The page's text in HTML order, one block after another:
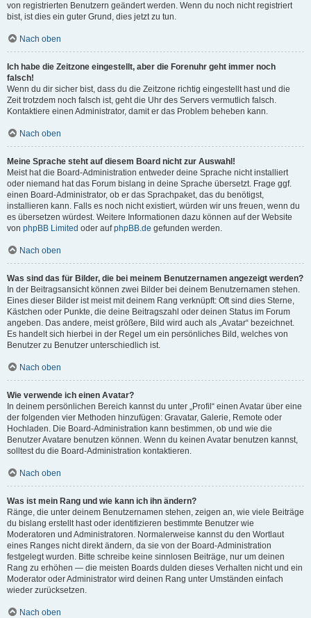
von registrierten Benutzern geändert werden. Wenn du noch nicht registriert
bist, ist dies ein guter Grund, dies jetzt zu tun.
Nach oben
Ich habe die Zeitzone eingestellt, aber die Forenuhr geht immer noch
falsch!
Wenn du dir sicher bist, dass du die Zeitzone richtig eingestellt hast und die
Zeit trotzdem noch falsch ist, geht die Uhr des Servers vermutlich falsch.
Kontaktiere einen Administrator, damit er das Problem beheben kann.
Nach oben
Meine Sprache steht auf diesem Board nicht zur Auswahl!
Meist hat die Board-Administration entweder deine Sprache nicht installiert
oder niemand hat das Forum bislang in deine Sprache übersetzt. Frage ggf.
einen Board-Administrator, ob er das Sprachpaket, das du benötigst,
installieren kann. Falls es noch nicht existiert, würden wir uns freuen, wenn du
es übersetzen würdest. Weitere Informationen dazu können auf der Website
von phpBB Limited oder aufphpBB.de gefunden werden.
Nach oben
Was sind das für Bilder, die bei meinem Benutzernamen angezeigt werden?
In der Beitragsansicht können zwei Bilder bei deinem Benutzernamen stehen.
Eines dieser Bilder ist meist mit deinem Rang verknüpft: Oft sind dies Sterne,
Kästchen oder Punkte, die deine Beitragszahl oder deinen Status im Forum
angeben. Das andere, meist größere, Bild wird auch als „Avatar“ bezeichnet.
Es handelt sich hierbei in der Regel um ein persönliches Bild, welches von
Benutzer zu Benutzer unterschiedlich ist.
Nach oben
Wie verwende ich einen Avatar?
In deinem persönlichen Bereich kannst du unter „Profil“ einen Avatar über eine
der folgenden vier Methoden hinzufügen: Gravatar, Galerie, Remote oder
Hochladen. Die Board-Administration kann bestimmen, ob und wie die
Benutzer Avatare benutzen können. Wenn du keinen Avatar benutzen kannst,
solltest du die Board-Administration kontaktieren.
Nach oben
Was ist mein Rang und wie kann ich ihn ändern?
Ränge, die unter deinem Benutzernamen stehen, zeigen an, wie viele Beiträge
du bislang erstellt hast oder identifizieren bestimmte Benutzer wie
Moderatoren und Administratoren. Normalerweise kannst du den Wortlaut
eines Ranges nicht direkt ändern, da sie von der Board-Administration
festgelegt wurden. Bitte schreibe keine sinnlosen Beiträge, nur um deinen
Rang zu erhöhen — die meisten Boards dulden dieses Verhalten nicht und ein
Moderator oder Administrator wird deinen Rang unter Umständen einfach
wieder zurücksetzen.
Nach oben